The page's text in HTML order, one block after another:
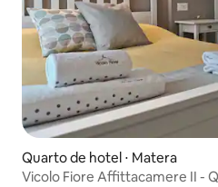
Quarto de hotel ⋅ Matera
Vicolo Fiore Affittacamere II -